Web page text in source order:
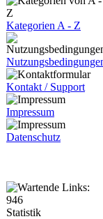
Kategorien A - Z
Kontakt / Support
Impressum
Datenschutz
Statistik